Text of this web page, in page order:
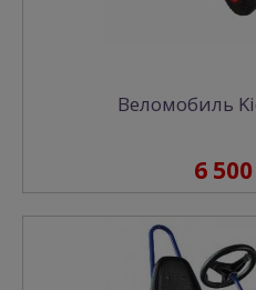
Веломобиль
6